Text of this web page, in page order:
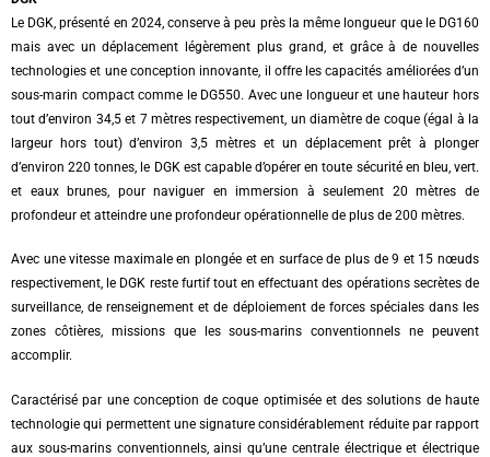
Le DGK, présenté en 2024, conserve à peu près la même longueur que le DG160
mais avec un déplacement légèrement plus grand, et grâce à de nouvelles
technologies et une conception innovante, il offre les capacités améliorées d’un
sous-marin compact comme le DG550. Avec une longueur et une hauteur hors
tout d’environ 34,5 et 7 mètres respectivement, un diamètre de coque (égal à la
largeur hors tout) d’environ 3,5 mètres et un déplacement prêt à plonger
d’environ 220 tonnes, le DGK est capable d’opérer en toute sécurité en bleu, vert.
et eaux brunes, pour naviguer en immersion à seulement 20 mètres de
profondeur et atteindre une profondeur opérationnelle de plus de 200 mètres.
Avec une vitesse maximale en plongée et en surface de plus de 9 et 15 nœuds
respectivement, le DGK reste furtif tout en effectuant des opérations secrètes de
surveillance, de renseignement et de déploiement de forces spéciales dans les
zones côtières, missions que les sous-marins conventionnels ne peuvent
accomplir.
Caractérisé par une conception de coque optimisée et des solutions de haute
technologie qui permettent une signature considérablement réduite par rapport
aux sous-marins conventionnels, ainsi qu’une centrale électrique et électrique